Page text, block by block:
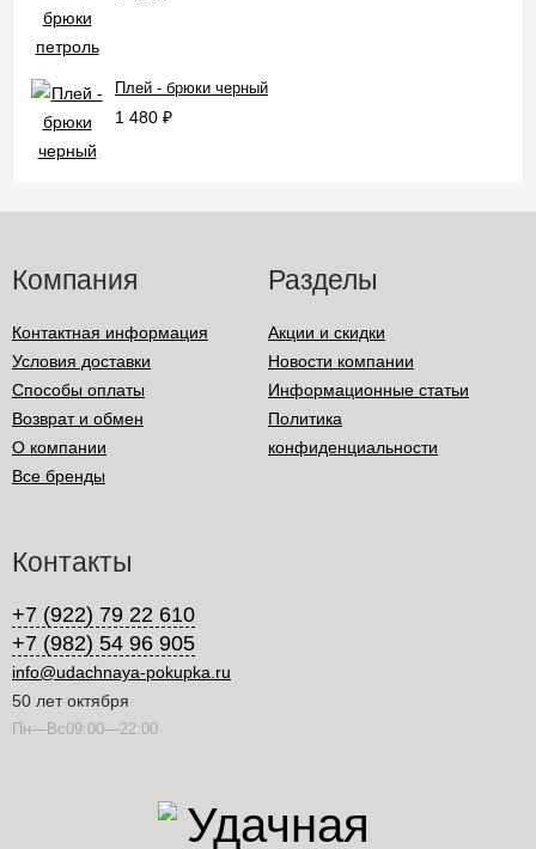
Плей - брюки черный
1 480 ₽
Компания
Контактная информация
Условия доставки
Способы оплаты
Возврат и обмен
О компании
Все бренды
Разделы
Акции и скидки
Новости компании
Информационные статьи
Политика
конфиденциальности
Контакты
+7 (922) 79 22 610
+7 (982) 54 96 905
info@udachnaya-pokupka.ru
50 лет октября
Пн—Вс09:00—22:00